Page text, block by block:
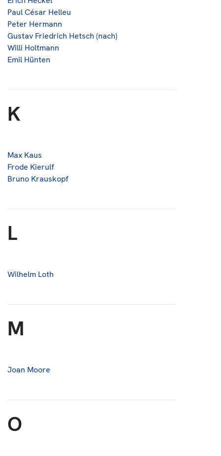
Paul César Helleu
Peter Hermann
Gustav Friedrich Hetsch (nach)
Willi Holtmann
Emil Hünten
K
Max Kaus
Frode Kierulf
Bruno Krauskopf
L
Wilhelm Loth
M
Joan Moore
O